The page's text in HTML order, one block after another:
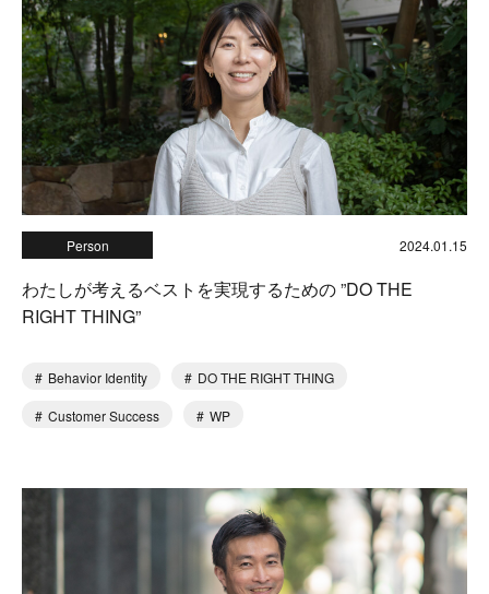
Person 2024.01.15
わたしが考えるベストを実現するための ”DO THE
RIGHT THING”
Behavior Identity DO THE RIGHT THING
Customer Success WP